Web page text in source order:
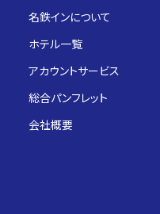
名鉄インについて
ホテル一覧
アカウントサービス
総合パンフレット
会社概要